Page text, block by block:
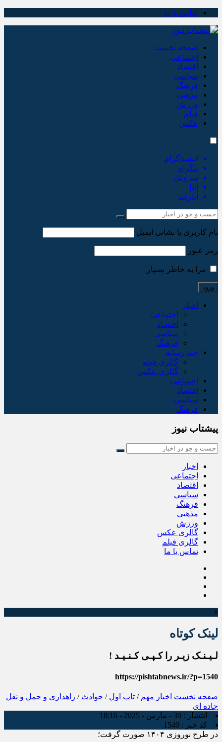
تماس با ما
صفحه نخست
اجتماعی
اقتصاد
سیاسی
فرهنگ
مذهبی
ورزش
فیلم
عکس
اینستاگرام
تلگرام
سروش
ایتا
آپارات
نام کاربری یا نشانی ایمیل
رمز عبور
مرا به خاطر بسپار
اخبار
اجتماعی
اقتصاد
سیاسی
فرهنگ
چند رسانه
گالری فیلم
گالری عکس
اجتماعی
اقتصاد
سیاسی
فرهنگ
پیشتاب نیوز
اخبار
اجتماعی
اقتصاد
سیاسی
فرهنگ
مذهبی
ورزش
گالری عکس
گالری فیلم
تماس با ما
×
لینک کوتاه
لـیـنـک زیـر را کـپـی کـنـیـد !
https://pishtabnews.ir/?p=1540
صفحه نخست اخبار مهم / تاپ اول / حوادث / راهداری و حمل و نقل
جاده ای
انتشار : 30 - مارس - 2025 - 18:16
کد خبر : 1540
در طرح نوروزی ۱۴۰۴ صورت گرفت؛